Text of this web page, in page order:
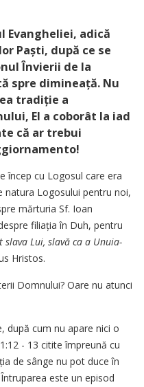
adică
Paști, după ce se
­Învierii de la
spre dimineață. Nu
tradiție a
El a coborât la iad
că ar trebui
încep cu Logosul care era
natura Logosului pentru noi,
mărturia Sf. Ioan
filiația în Duh, pentru
Lui, slavă ca a Unuia-
Hristos.
Domnului? Oare nu atunci
după cum nu apare nici o
- 13 citite împreună cu
de sânge nu pot duce în
este un episod